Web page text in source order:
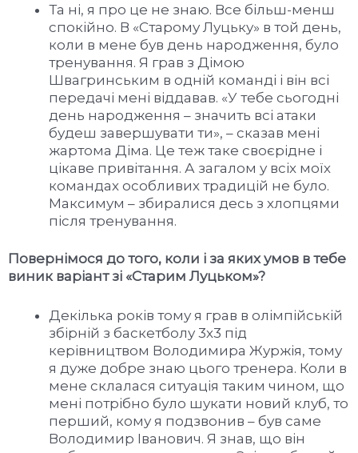
Та ні, я про це не знаю. Все більш-менш
спокійно. В «Старому Луцьку» в той день,
коли в мене був день народження, було
тренування. Я грав з Дімою
Швагринським в одній команді і він всі
передачі мені віддавав. «У тебе сьогодні
день народження – значить всі атаки
будеш завершувати ти», – сказав мені
жартома Діма. Це теж таке своєрідне і
цікаве привітання. А загалом у всіх моїх
командах особливих традицій не було.
Максимум – збиралися десь з хлопцями
після тренування.
Повернімося до того, коли і за яких умов в тебе
виник варіант зі «Старим Луцьком»?
Декілька років тому я грав в олімпійській
збірній з баскетболу 3х3 під
керівництвом Володимира Журжія, тому
я дуже добре знаю цього тренера. Коли в
мене склалася ситуація таким чином, що
мені потрібно було шукати новий клуб, то
перший, кому я подзвонив – був саме
Володимир Іванович. Я знав, що він